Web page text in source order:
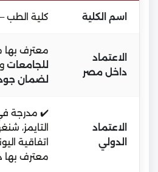
اسم الكلية كلية
الاعتماد
داخل مصر
معترف بها
للجامعات و
لضمان
الاعتماد
الدولي
التايمز،
اتفاقية
معترف بها